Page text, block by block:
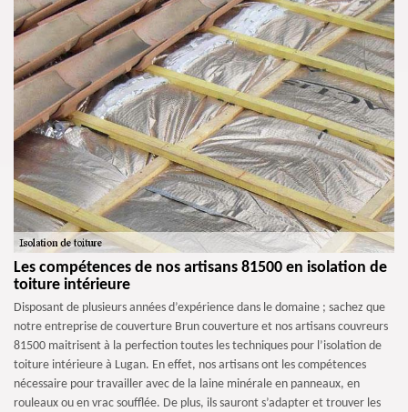
Les compétences de nos artisans 81500 en isolation de
toiture intérieure
Disposant de plusieurs années d’expérience dans le domaine ; sachez que
notre entreprise de couverture Brun couverture et nos artisans couvreurs
81500 maitrisent à la perfection toutes les techniques pour l’isolation de
toiture intérieure à Lugan. En effet, nos artisans ont les compétences
nécessaire pour travailler avec de la laine minérale en panneaux, en
rouleaux ou en vrac soufflée. De plus, ils sauront s’adapter et trouver les